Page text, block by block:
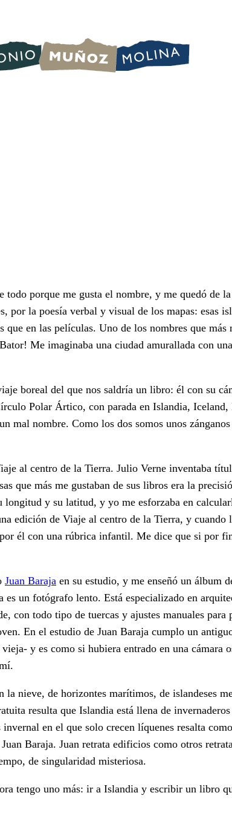
porque me gusta el nombre, y me quedó de
por la poesía verbal y visual de los mapas: esas
en las películas. Uno de los nombres que más
Me imaginaba una ciudad amurallada con
boreal del que nos saldría un libro: él con su
Polar Ártico, con parada en Islandia, Iceland,
mal nombre. Como los dos somos unos
al centro de la Tierra. Julio Verne inventaba
que más me gustaban de sus libros era la
y su latitud, y yo me esforzaba en
edición de Viaje al centro de la Tierra, y cuando
él con una rúbrica infantil. Me dice que si por
Juan Baraja en su estudio, y me enseñó un álbum
un fotógrafo lento. Está especializado en
con todo tipo de tuercas y ajustes manuales para
En el estudio de Juan Baraja cumplo un
y es como si hubiera entrado en una cámara
nieve, de horizontes marítimos, de islandeses
resulta que Islandia está llena de
en el que solo crecen líquenes resalta
Baraja. Juan retrata edificios como otros
de singularidad misteriosa.
tengo uno más: ir a Islandia y escribir un libro